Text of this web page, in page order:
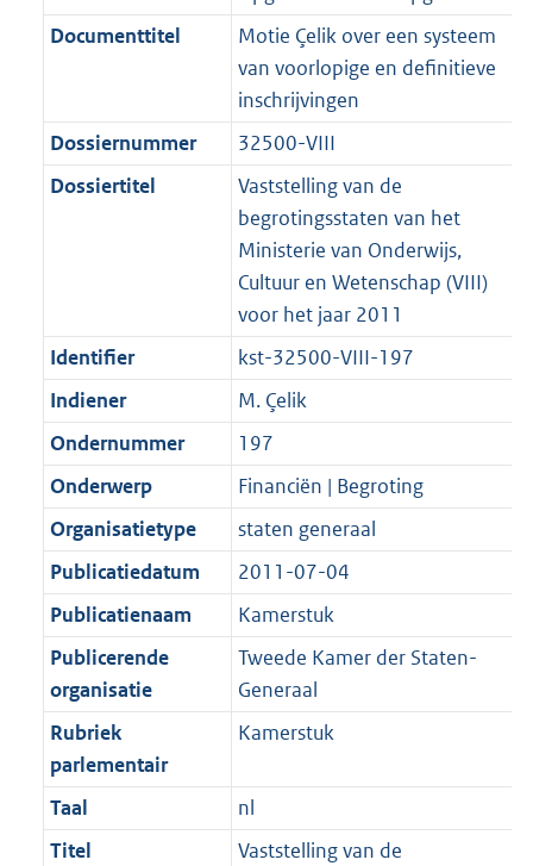
f
a
a
n
m
a
b
i
r
m
b
e
o
r
K
r
o
o
t
t
e
:
2
K
b
g
r
o
o
t
t
e
:
2
K
b
Documenttitel
Motie Çelik over een systeem
van voorlopige en definitieve
inschrijvingen
Dossiernummer
32500-VIII
Dossiertitel
Vaststelling van de
begrotingsstaten van het
Ministerie van Onderwijs,
Cultuur en Wetenschap (VIII)
voor het jaar 2011
Identifier
kst-32500-VIII-197
Indiener
M. Çelik
Ondernummer
197
Onderwerp
Financiën | Begroting
Organisatietype
staten generaal
Publicatiedatum
2011-07-04
Publicatienaam
Kamerstuk
Publicerende
organisatie
Tweede Kamer der Staten-
Generaal
Rubriek
parlementair
Kamerstuk
Taal
nl
Titel
Vaststelling van de